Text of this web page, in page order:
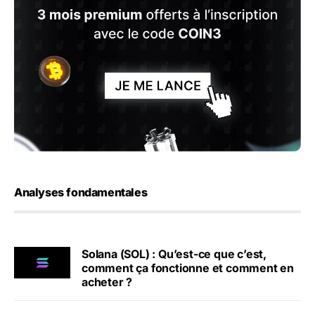
Analyses fondamentales
Solana (SOL) : Qu’est-ce que c’est,
comment ça fonctionne et comment en
acheter ?